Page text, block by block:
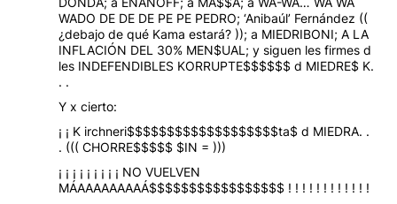
WADO DE DE DE PE PE PEDRO; ‘Anibaúl’ Fernández ((
¿debajo de qué Kama estará? )); a MIEDRIBONI; A LA
INFLACIÓN DEL 30% MEN$UAL; y siguen les firmes d
les INDEFENDIBLES KORRUPTE$$$$$$ d MIEDRE$ K.
. .
Y x cierto:
¡ ¡ K irchneri$$$$$$$$$$$$$$$$$$$ta$ d MIEDRA. .
. ((( CHORRE$$$$$ $IN = )))
¡ ¡ ¡ ¡ ¡ ¡ ¡ ¡ ¡ NO VUELVEN
MÁAAAAAAAAÁ$$$$$$$$$$$$$$$$$ ! ! ! ! ! ! ! ! ! ! ! !